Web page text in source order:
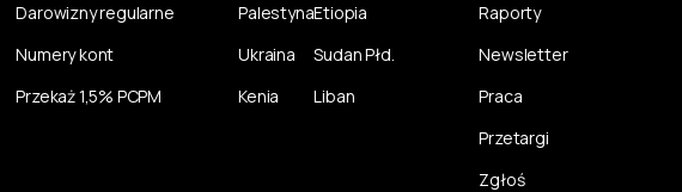
Darowizny regularne
Numery kont
Przekaż 1,5% PCPM
Palestyna
Ukraina
Kenia
Etiopia
Sudan Płd.
Liban
Raporty
Newsletter
Praca
Przetargi
Zgłoś